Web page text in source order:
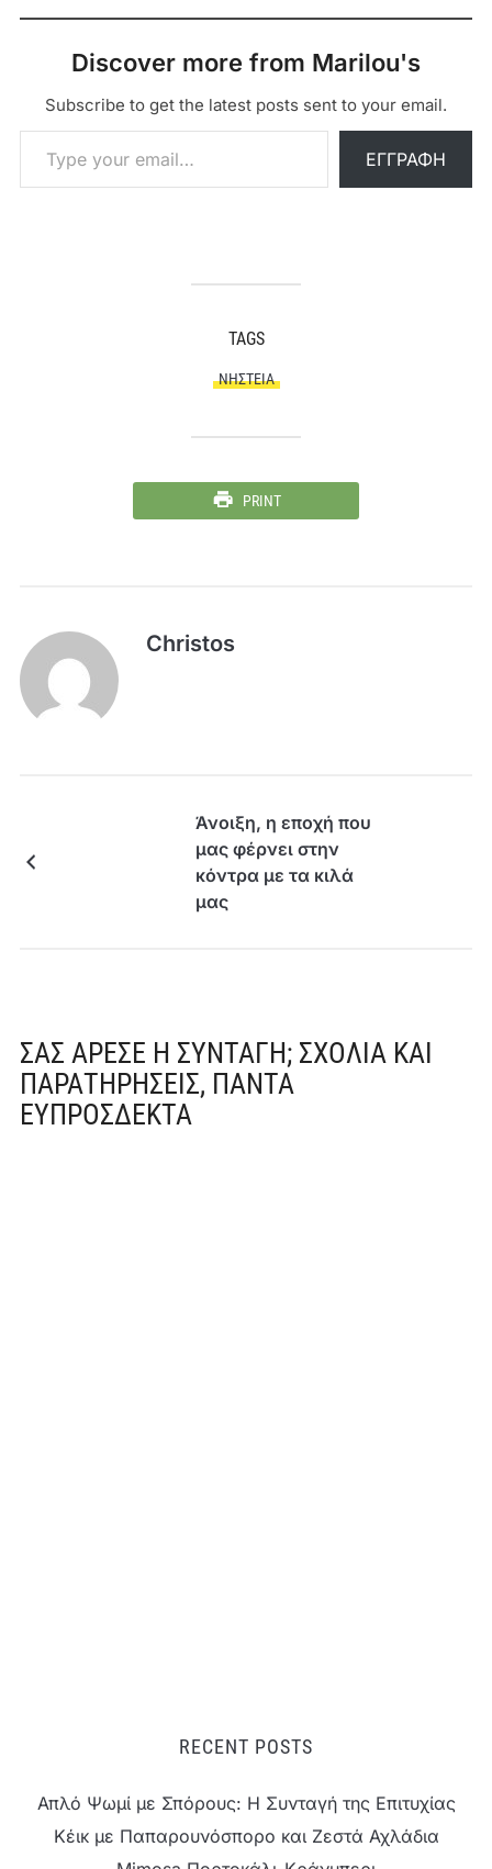
Discover more from Marilou's
Subscribe to get the latest posts sent to your email.
Type your email…
ΕΓΓΡΑΦΉ
TAGS
ΝΗΣΤΕΊΑ
PRINT
Christos
Άνοιξη, η εποχή που
μας φέρνει στην
κόντρα με τα κιλά
μας
ΣΑΣ ΆΡΕΣΕ Η ΣΥΝΤΑΓΉ; ΣΧΌΛΙΑ ΚΑΙ
ΠΑΡΑΤΗΡΉΣΕΙΣ, ΠΆΝΤΑ
ΕΥΠΡΌΣΔΕΚΤΑ
RECENT POSTS
Απλό Ψωμί με Σπόρους: Η Συνταγή της Επιτυχίας
Κέικ με Παπαρουνόσπορο και Ζεστά Αχλάδια